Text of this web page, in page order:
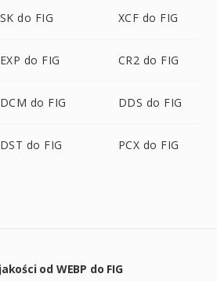
SK do FIG XCF do FIG
EXP do FIG CR2 do FIG
DCM do FIG DDS do FIG
DST do FIG PCX do FIG
od WEBP do FIG